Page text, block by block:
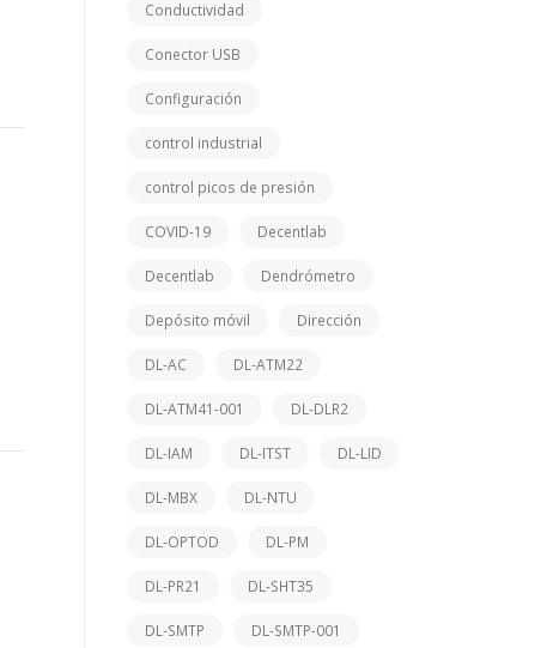
Conductividad
Conector USB
Configuración
control industrial
control picos de presión
COVID-19 Decentlab
Decentlab Dendrómetro
Depósito móvil Dirección
DL-AC DL-ATM22
DL-ATM41-001 DL-DLR2
DL-IAM DL-ITST DL-LID
DL-MBX DL-NTU
DL-OPTOD DL-PM
DL-PR21 DL-SHT35
DL-SMTP DL-SMTP-001